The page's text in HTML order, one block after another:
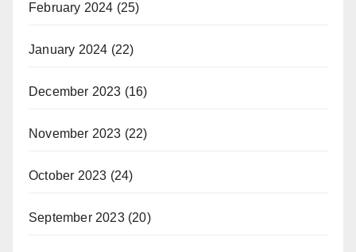
February 2024 (25)
January 2024 (22)
December 2023 (16)
November 2023 (22)
October 2023 (24)
September 2023(20)